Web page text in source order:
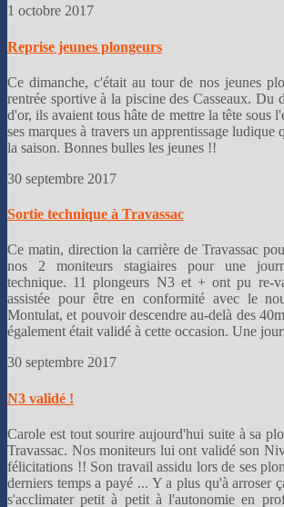
1 octobre 2017
Reprise jeunes plongeurs
Ce dimanche, c'était au tour de nos jeunes
rentrée sportive à la piscine des Casseaux. Du
d'or, ils avaient tous hâte de mettre la tête sous
ses marques à travers un apprentissage
la saison. Bonnes bulles les jeunes !!
30 septembre 2017
Sortie technique à Travassac
Ce matin, direction la carrière de Travassac
nos 2 moniteurs stagiaires pour une
technique. 11 plongeurs N3 et + ont pu re-
assistée pour être en conformité avec le
Montulat, et pouvoir descendre au-delà des
également était validé à cette occasion. Une
30 septembre 2017
N3 validé !
Carole est tout sourire aujourd'hui suite à sa
Travassac. Nos moniteurs lui ont validé son
félicitations !! Son travail assidu lors de ses
derniers temps a payé ... Y a plus qu'à arroser
s'acclimater petit à petit à l'autonomie en